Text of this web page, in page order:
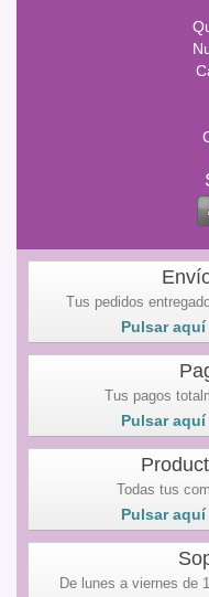
Tus pedidos
Pulsar
Tus pagos
Pulsar
Todas tus
Pulsar
De lunes a viernes de